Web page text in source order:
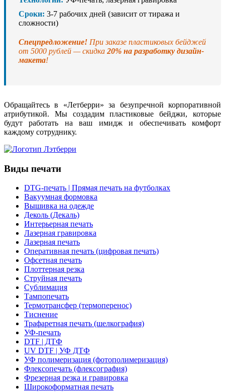
Сроки: 3-7 рабочих дней (зависит от тиража и
сложности)
Спецпредложение! При заказе пластиковых бейджей
от 5000 рублей — скидка 20% на разработку дизайн-
макета!
Обращайтесь в «Летберри» за безупречной корпоративной
атрибутикой. Мы создадим пластиковые бейджи, которые
будут работать на ваш имидж и обеспечивать комфорт
каждому сотруднику.
Виды печати
DTG-печать | Прямая печать на футболках
Вакуумная формовка
Вышивка на одежде
Деколь (Декаль)
Интерьерная печать
Лазерная гравировка
Лазерная печать
Оперативная печать (цифровая печать)
Офсетная печать
Плоттерная резка
Струйная печать
Сублимация
Тампопечать
Термотрансфер (термоперенос)
Тиснение
Трафаретная печать (шелкография)
УФ-печать
DTF | ДТФ
UV DTF | УФ ДТФ
УФ полимеризация (фотополимеризация)
Флексопечать (флексография)
Фрезерная резка и гравировка
Широкоформатная печать